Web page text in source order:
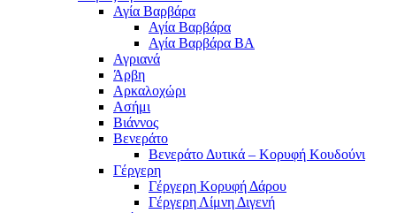
Αγία Βαρβάρα
Αγία Βαρβάρα
Αγία Βαρβάρα ΒΑ
Αγριανά
Άρβη
Αρκαλοχώρι
Ασήμι
Βιάννος
Βενεράτο
Βενεράτο Δυτικά – Κορυφή Κουδούνι
Γέργερη
Γέργερη Κορυφή Δάρου
Γέργερη Λίμνη Διγενή